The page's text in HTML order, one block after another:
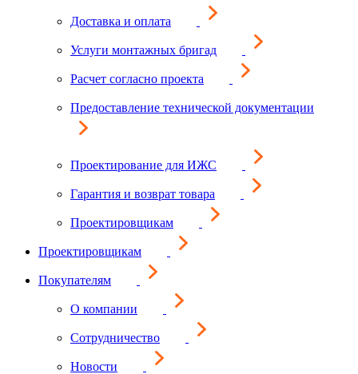
Доставка и оплата
Услуги монтажных бригад
Расчет согласно проекта
Предоставление технической документации
Проектирование для ИЖС
Гарантия и возврат товара
Проектировщикам
Проектировщикам
Покупателям
О компании
Сотрудничество
Новости